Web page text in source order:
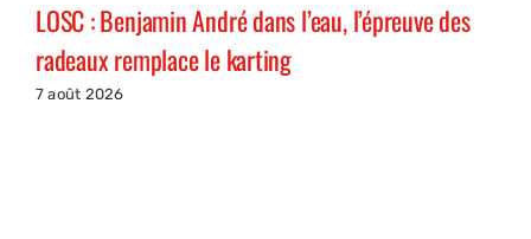
LOSC : Benjamin André dans l’eau, l’épreuve des
radeaux remplace le karting
7 août 2026